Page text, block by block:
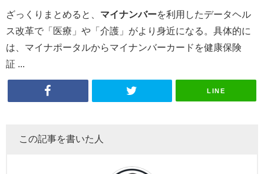
ざっくりまとめると、 マイナンバーを利用したデータヘル
ス改革で「医療」や「介護」がより身近になる。具体的に
は、マイナポータルからマイナンバーカードを健康保険
証 ...
LINE
この記事を書いた人